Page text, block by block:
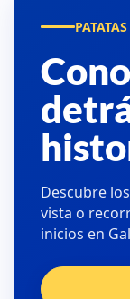
Descubre
vista o
inicios en